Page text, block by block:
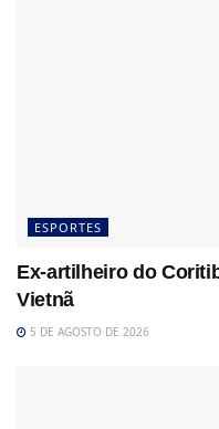
ESPORTES
Ex-artilheiro do
Vietnã
5 DE AGOSTO DE 2026